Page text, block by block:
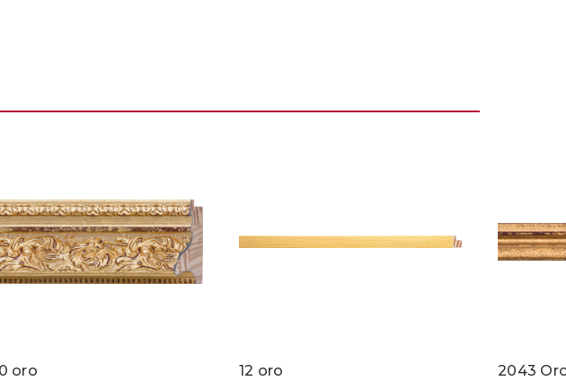
oro 12 oro 2043